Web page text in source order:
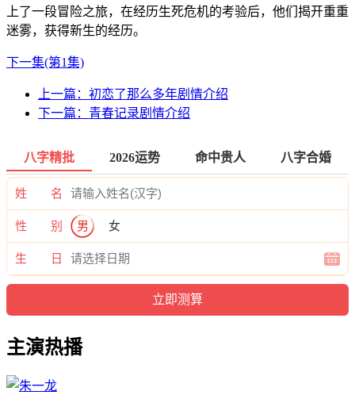
上了一段冒险之旅，在经历生死危机的考验后，他们揭开重重
迷雾，获得新生的经历。
下一集(第1集)
上一篇： 初恋了那么多年剧情介绍
下一篇： 青春记录剧情介绍
八字精批 2026运势 命中贵人 八字合婚
姓 名
性 别 男 女
生 日
主演热播